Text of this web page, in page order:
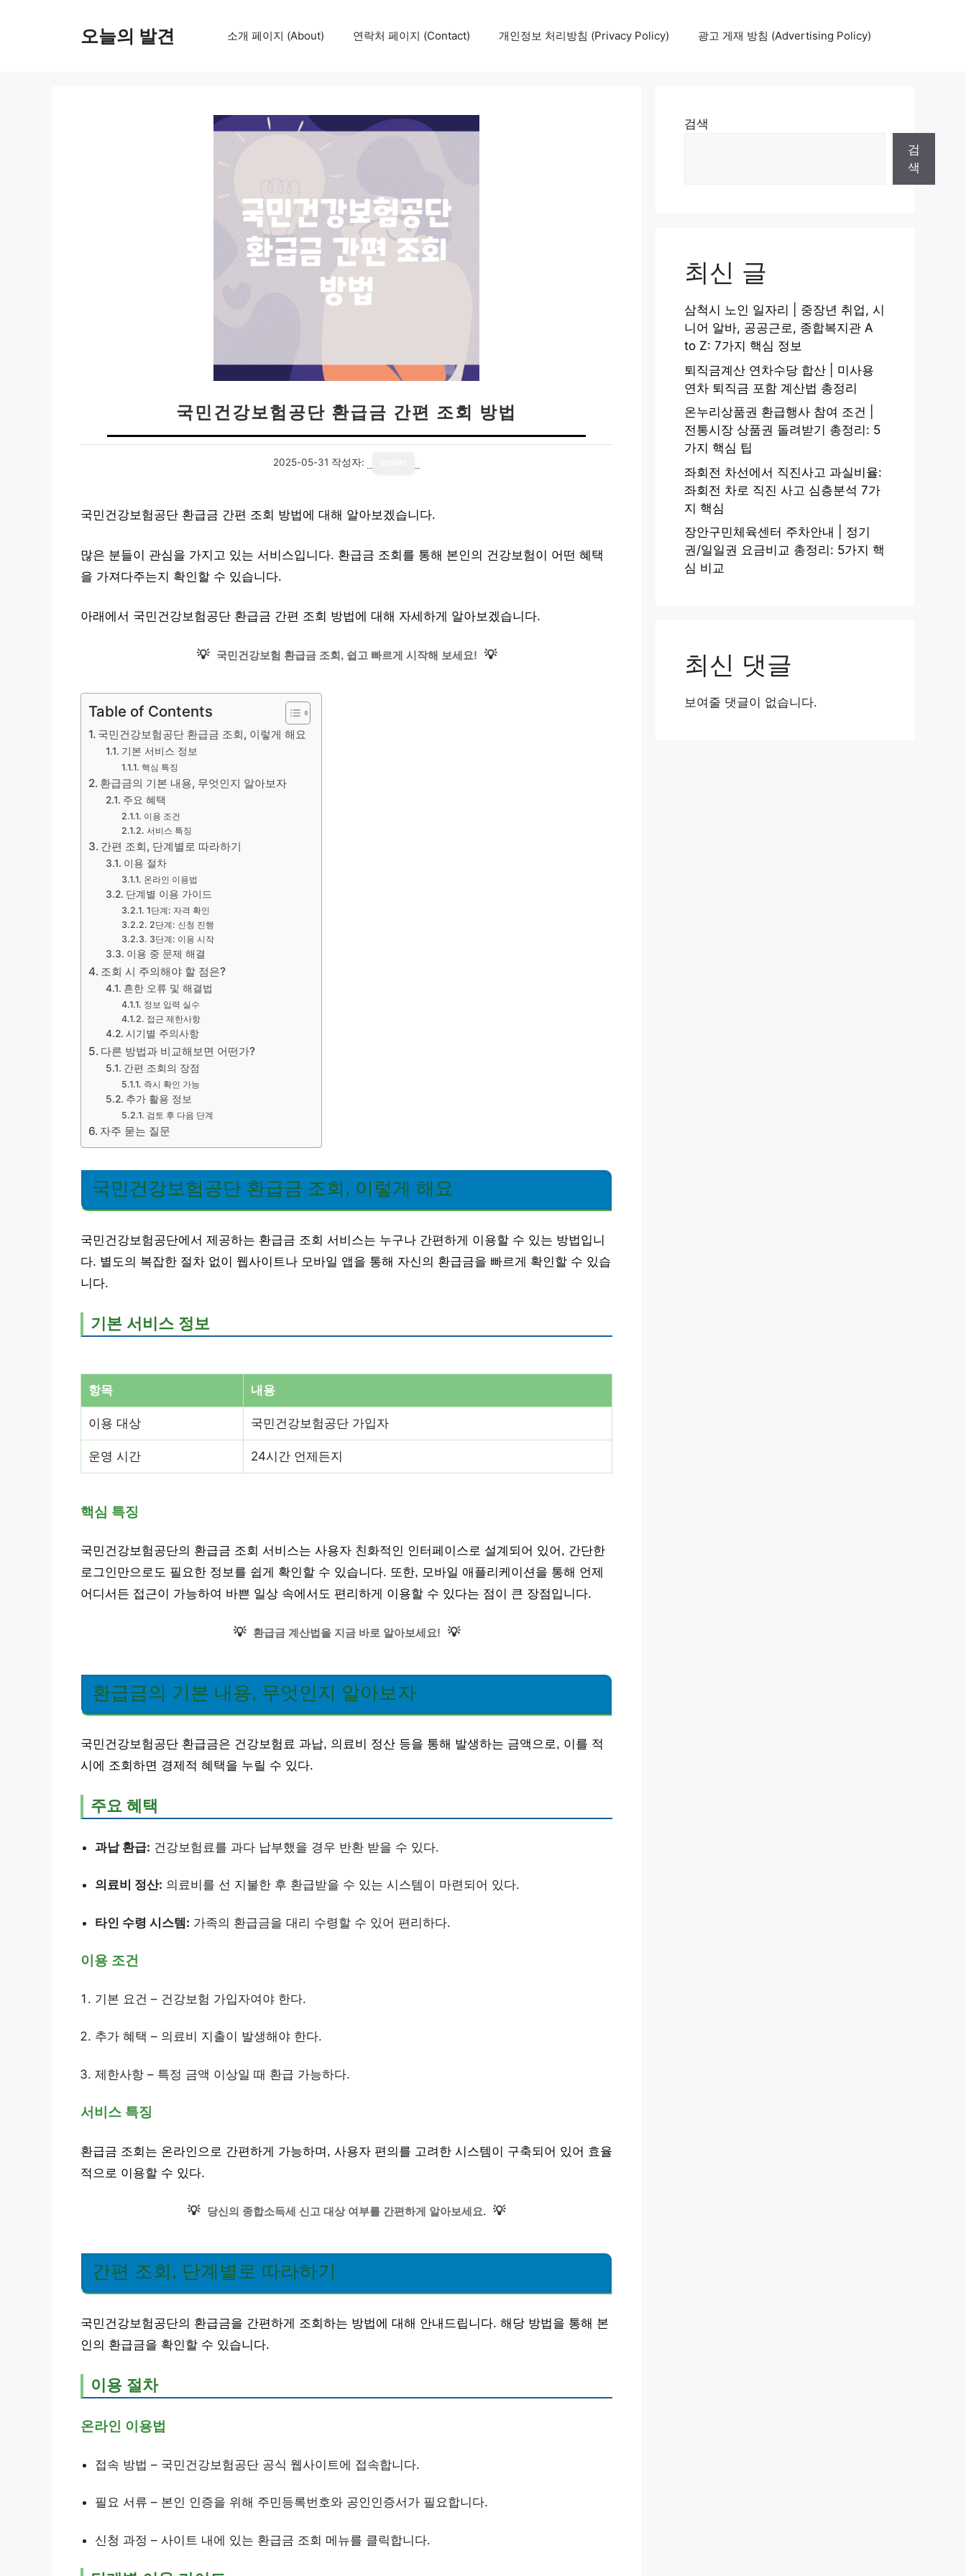
오늘의 발견 소개 페이지 (About) 연락처 페이지 (Contact) 개인정보 처리방침 (Privacy Policy) 광고 게재 방침 (Advertising Policy)
국민건강보험공단 환급금 간편 조회 방법
2025-05-31 작성자:
국민건강보험공단 환급금 간편 조회 방법에 대해 알아보겠습니다.
많은 분들이 관심을 가지고 있는 서비스입니다. 환급금 조회를 통해 본인의 건강보험이 어떤 혜택
을 가져다주는지 확인할 수 있습니다.
아래에서 국민건강보험공단 환급금 간편 조회 방법에 대해 자세하게 알아보겠습니다.
💡 국민건강보험 환급금 조회, 쉽고 빠르게 시작해 보세요! 💡
Table of Contents
국민건강보험공단 환급금 조회, 이렇게 해요
기본 서비스 정보
핵심 특징
환급금의 기본 내용, 무엇인지 알아보자
주요 혜택
이용 조건
서비스 특징
간편 조회, 단계별로 따라하기
이용 절차
온라인 이용법
단계별 이용 가이드
1단계: 자격 확인
2단계: 신청 진행
3단계: 이용 시작
이용 중 문제 해결
조회 시 주의해야 할 점은?
흔한 오류 및 해결법
정보 입력 실수
접근 제한사항
시기별 주의사항
다른 방법과 비교해보면 어떤가?
간편 조회의 장점
즉시 확인 가능
추가 활용 정보
검토 후 다음 단계
자주 묻는 질문
국민건강보험공단 환급금 조회, 이렇게 해요
국민건강보험공단에서 제공하는 환급금 조회 서비스는 누구나 간편하게 이용할 수 있는 방법입니
다. 별도의 복잡한 절차 없이 웹사이트나 모바일 앱을 통해 자신의 환급금을 빠르게 확인할 수 있습
니다.
기본 서비스 정보
항목 내용
이용 대상 국민건강보험공단 가입자
운영 시간 24시간 언제든지
핵심 특징
국민건강보험공단의 환급금 조회 서비스는 사용자 친화적인 인터페이스로 설계되어 있어, 간단한
로그인만으로도 필요한 정보를 쉽게 확인할 수 있습니다. 또한, 모바일 애플리케이션을 통해 언제
어디서든 접근이 가능하여 바쁜 일상 속에서도 편리하게 이용할 수 있다는 점이 큰 장점입니다.
💡 환급금 계산법을 지금 바로 알아보세요! 💡
환급금의 기본 내용, 무엇인지 알아보자
국민건강보험공단 환급금은 건강보험료 과납, 의료비 정산 등을 통해 발생하는 금액으로, 이를 적
시에 조회하면 경제적 혜택을 누릴 수 있다.
주요 혜택
과납 환급: 건강보험료를 과다 납부했을 경우 반환 받을 수 있다.
의료비 정산: 의료비를 선 지불한 후 환급받을 수 있는 시스템이 마련되어 있다.
타인 수령 시스템: 가족의 환급금을 대리 수령할 수 있어 편리하다.
이용 조건
기본 요건 – 건강보험 가입자여야 한다.
추가 혜택 – 의료비 지출이 발생해야 한다.
제한사항 – 특정 금액 이상일 때 환급 가능하다.
서비스 특징
환급금 조회는 온라인으로 간편하게 가능하며, 사용자 편의를 고려한 시스템이 구축되어 있어 효율
적으로 이용할 수 있다.
💡 당신의 종합소득세 신고 대상 여부를 간편하게 알아보세요. 💡
간편 조회, 단계별로 따라하기
국민건강보험공단의 환급금을 간편하게 조회하는 방법에 대해 안내드립니다. 해당 방법을 통해 본
인의 환급금을 확인할 수 있습니다.
이용 절차
온라인 이용법
접속 방법 – 국민건강보험공단 공식 웹사이트에 접속합니다.
필요 서류 – 본인 인증을 위해 주민등록번호와 공인인증서가 필요합니다.
신청 과정 – 사이트 내에 있는 환급금 조회 메뉴를 클릭합니다.
검색
검
색
최신 글
삼척시 노인 일자리 | 중장년 취업, 시
니어 알바, 공공근로, 종합복지관 A
to Z: 7가지 핵심 정보
퇴직금계산 연차수당 합산 | 미사용
연차 퇴직금 포함 계산법 총정리
온누리상품권 환급행사 참여 조건 |
전통시장 상품권 돌려받기 총정리: 5
가지 핵심 팁
좌회전 차선에서 직진사고 과실비율:
좌회전 차로 직진 사고 심층분석 7가
지 핵심
장안구민체육센터 주차안내 | 정기
권/일일권 요금비교 총정리: 5가지 핵
심 비교
최신 댓글
보여줄 댓글이 없습니다.